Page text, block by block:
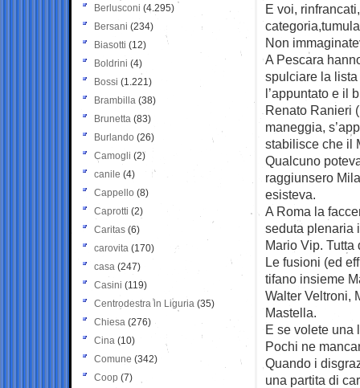
E voi,
Non
A Pescara
spulciare la
l’appuntato e il
Renato Ranieri
maneggia,
stabilisce che il
Qualcuno
raggiunsero
esisteva.
A Roma la
seduta plenaria
Mario Vip. Tutta
Le fusioni (ed
tifano insieme
Walter Veltroni,
Mastella.
E se volete una
Pochi ne
Quando i
una partita di
Berlusconi (4.295)
Bersani (234)
Biasotti (12)
Boldrini (4)
Bossi (1.221)
Brambilla (38)
Brunetta (83)
Burlando (26)
Camogli (2)
canile (4)
Cappello (8)
Caprotti (2)
Caritas (6)
carovita (170)
casa (247)
Casini (119)
Centrodestra in Liguria (35)
Chiesa (276)
Cina (10)
Comune (342)
Coop (7)